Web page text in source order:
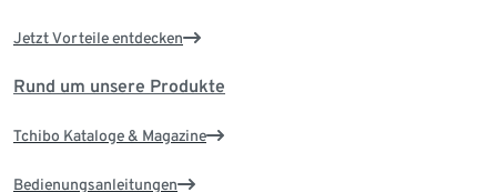
Jetzt Vorteile entdecken
Rund um unsere Produkte
Tchibo Kataloge & Magazine
Bedienungsanleitungen